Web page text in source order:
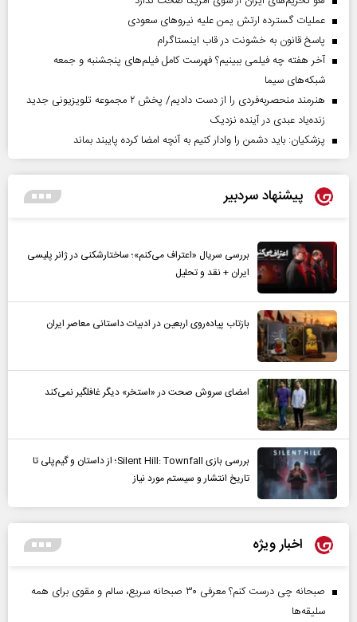
عملیات گسترده ارتش یمن علیه نیروهای سعودی
پاسخ قانون به خشونت در قاب اینستاگرام
آخر هفته چه فیلمی ببینیم؟ فهرست کامل فیلم‌های پنجشنبه و جمعه
شبکه‌های سیما
هنرمند منحصر‌به‌فردی را از دست دادیم/ پخش ۲ مجموعه تلویزیونی جدید
زنده‌یاد عبدی در آینده نزدیک
پزشکیان: باید دشمن را وادار کنیم به آنچه امضا کرده پایبند بماند
پیشنهاد سردبیر
بررسی سریال «اعتراف می‌کنم»؛ ساختارشکنی در ژانر پلیسی
ایران + نقد و تحلیل
بازتاب پیاده‌روی اربعین در ادبیات داستانی معاصر ایران
امضای سروش صحت در «استخر» دیگر غافلگیر نمی‌کند
بررسی بازی Silent Hill: Townfall؛ از داستان و گیم‌پلی تا
تاریخ انتشار و سیستم مورد نیاز
اخبار ویژه
صبحانه چی درست کنم؟ معرفی ۳۰ صبحانه سریع، سالم و مقوی برای همه
سلیقه‌ها